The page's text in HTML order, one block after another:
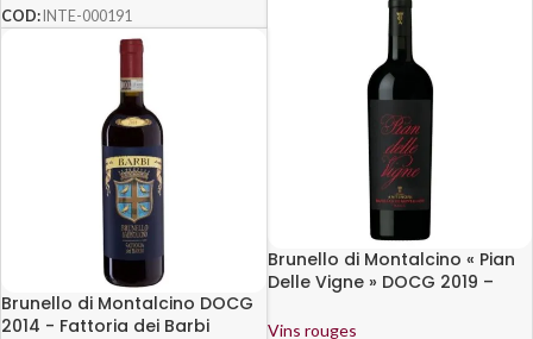
COD: INTE-000191
Brunello di Montalcino « Pian
Delle Vigne » DOCG 2019 –
Vins rouges
Brunello di Montalcino DOCG
2014 - Fattoria dei Barbi